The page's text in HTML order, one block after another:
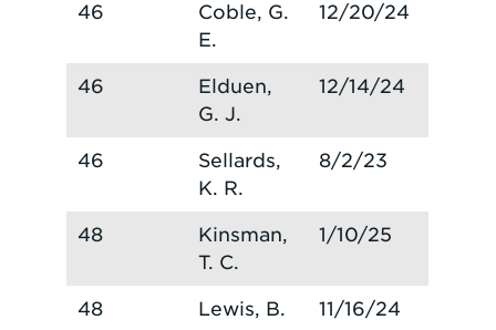
46
Coble, G.
E.
12/20/24
46
Elduen,
G. J.
12/14/24
46
Sellards,
K. R.
8/2/23
48
Kinsman,
T. C.
1/10/25
48 Lewis, B. 11/16/24